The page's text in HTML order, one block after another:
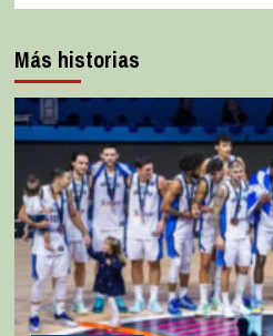
Más historias